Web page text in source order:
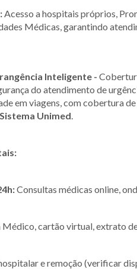
Acesso a hospitais próprios,
Médicas, garantindo
Inteligente -
do atendimento de
em viagens, com cobertura
Sistema Unimed.
Consultas médicas online,
Médico, cartão virtual, extrato
e remoção (verificar